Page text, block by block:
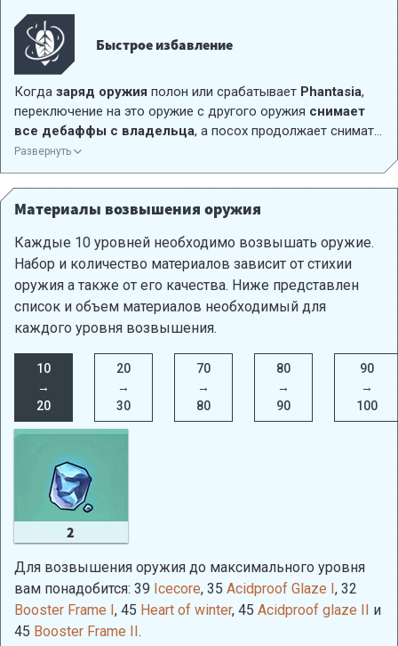
Быстрое избавление
Когда заряд оружия полон или срабатывает Phantasia,
переключение на это оружие с другого оружия снимает
все дебаффы с владельца, а посох продолжает снимать
дебаффы со Странника и союзников, плюс исцеляет
ближайших Странников и союзников на118.8%от ATK +6
HP. HP в течение7секунд.
Развернуть
Материалы возвышения оружия
Каждые 10 уровней необходимо возвышать оружие.
Набор и количество материалов зависит от стихии
оружия а также от его качества. Ниже представлен
список и объем материалов необходимый для
каждого уровня возвышения.
10
→
20
20
→
30
70
→
80
80
→
90
90
→
100
2
Для возвышения оружия до максимального уровня
вам понадобится: 39 Icecore, 35 Acidproof Glaze I, 32
Booster Frame I, 45 Heart of winter, 45 Acidproof glaze II и
45 Booster Frame II.